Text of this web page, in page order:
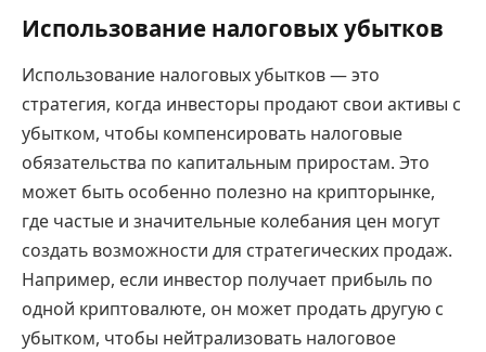
Использование налоговых убытков
Использование налоговых убытков — это
стратегия, когда инвесторы продают свои активы с
убытком, чтобы компенсировать налоговые
обязательства по капитальным приростам. Это
может быть особенно полезно на крипторынке,
где частые и значительные колебания цен могут
создать возможности для стратегических продаж.
Например, если инвестор получает прибыль по
одной криптовалюте, он может продать другую с
убытком, чтобы нейтрализовать налоговое